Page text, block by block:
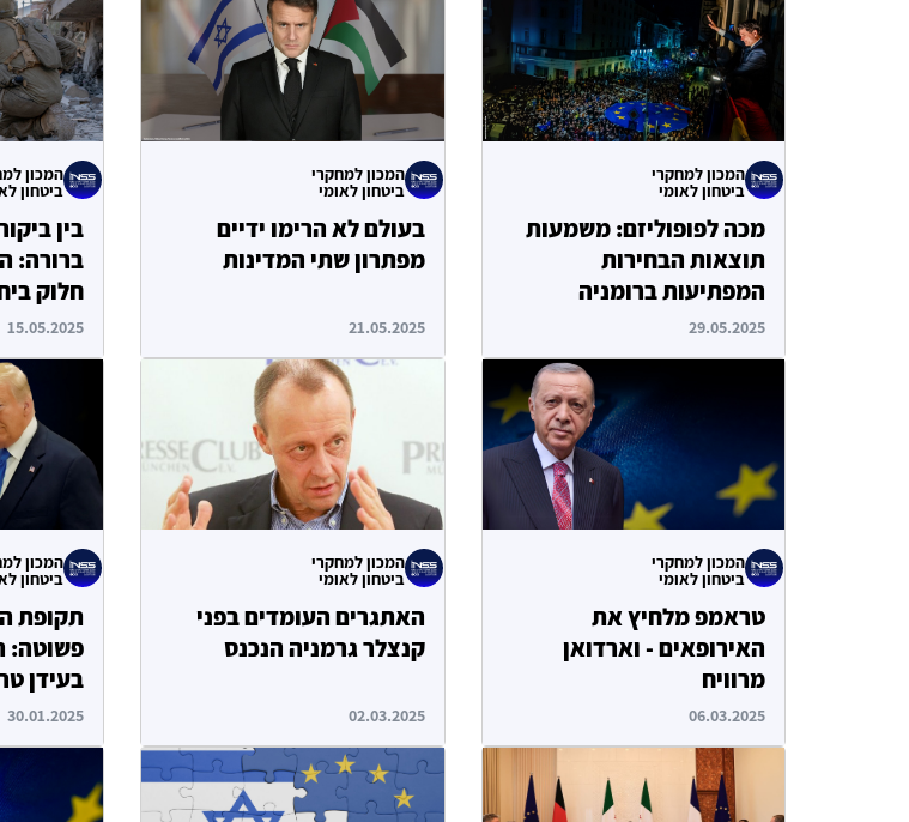
המכון למחקרי
ביטחון לאומי
מכה לפופוליזם: משמעות
תוצאות הבחירות
המפתיעות ברומניה
29.05.2025
המכון למחקרי
ביטחון לאומי
בעולם לא הרימו ידיים
מפתרון שתי המדינות
21.05.2025
המכון
ביטחון
בין
ברורה:
חלוק
המערכה
15.05.2025
המכון למחקרי
ביטחון לאומי
טראמפ מלחיץ את
האירופאים - וארדואן
מרוויח
06.03.2025
המכון למחקרי
ביטחון לאומי
האתגרים העומדים בפני
קנצלר גרמניה הנכנס
02.03.2025
המכון
ביטחון
תקופת
פשוטה:
בעידן
30.01.2025